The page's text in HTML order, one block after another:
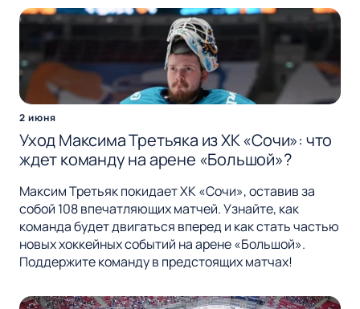
2 июня
Уход Максима Третьяка из ХК «Сочи»: что
ждет команду на арене «Большой»?
Максим Третьяк покидает ХК «Сочи», оставив за
собой 108 впечатляющих матчей. Узнайте, как
команда будет двигаться вперед и как стать частью
новых хоккейных событий на арене «Большой».
Поддержите команду в предстоящих матчах!